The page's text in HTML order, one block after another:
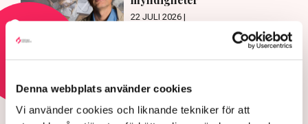
Denna webbplats använder cookies
Vi använder cookies och liknande tekniker för att
22 JULI 2026 |
REGELKRÅNGLET